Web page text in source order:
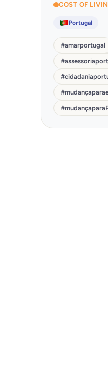
COST OF
Portugal
#amarportugal
#
#
#
#